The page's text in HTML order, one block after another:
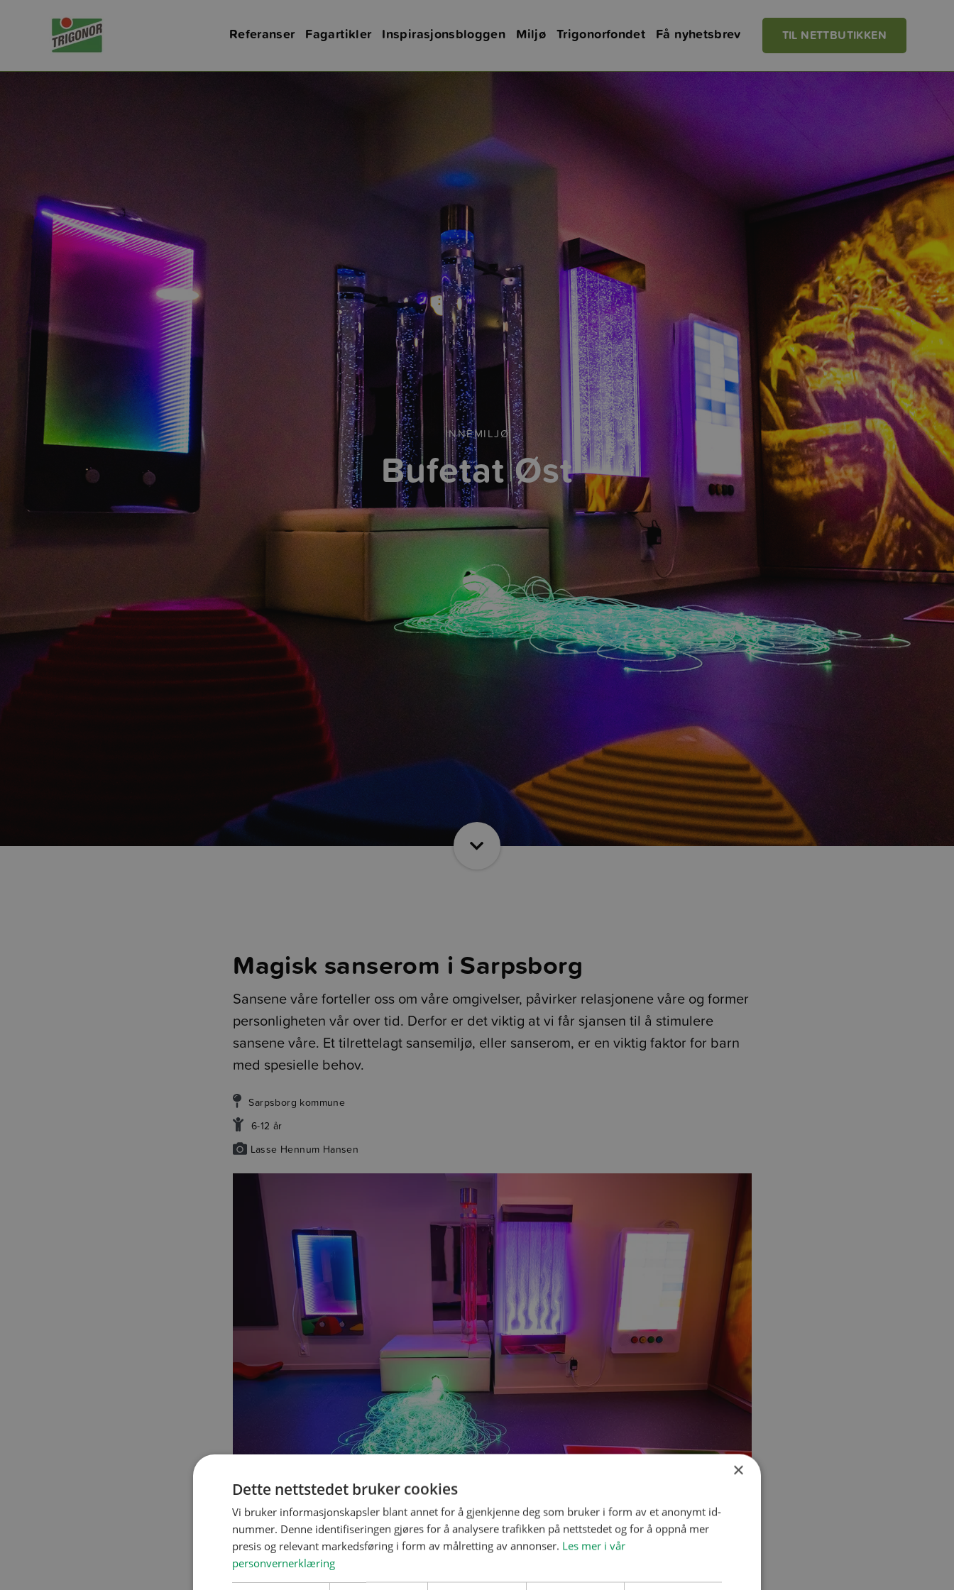
Referanser Fagartikler Inspirasjonsbloggen Miljø Trigonorfondet Få nyhetsbrev TIL NETTBUTIKKEN
INNEMILJØ
Bufetat Øst
Magisk sanserom i Sarpsborg
Sansene våre forteller oss om våre omgivelser, påvirker relasjonene våre og former
personligheten vår over tid. Derfor er det viktig at vi får sjansen til å stimulere
sansene våre. Et tilrettelagt sansemiljø, eller sanserom, er en viktig faktor for barn
med spesielle behov.
Sarpsborg kommune
6-12 år
Lasse Hennum Hansen
×
Dette nettstedet bruker cookies
Vi bruker informasjonskapsler blant annet for å gjenkjenne deg som bruker i form av et anonymt id-
nummer. Denne identifiseringen gjøres for å analysere trafikken på nettstedet og for å oppnå mer
presis og relevant markedsføring i form av målretting av annonser. Les mer i vår
personvernerklæring